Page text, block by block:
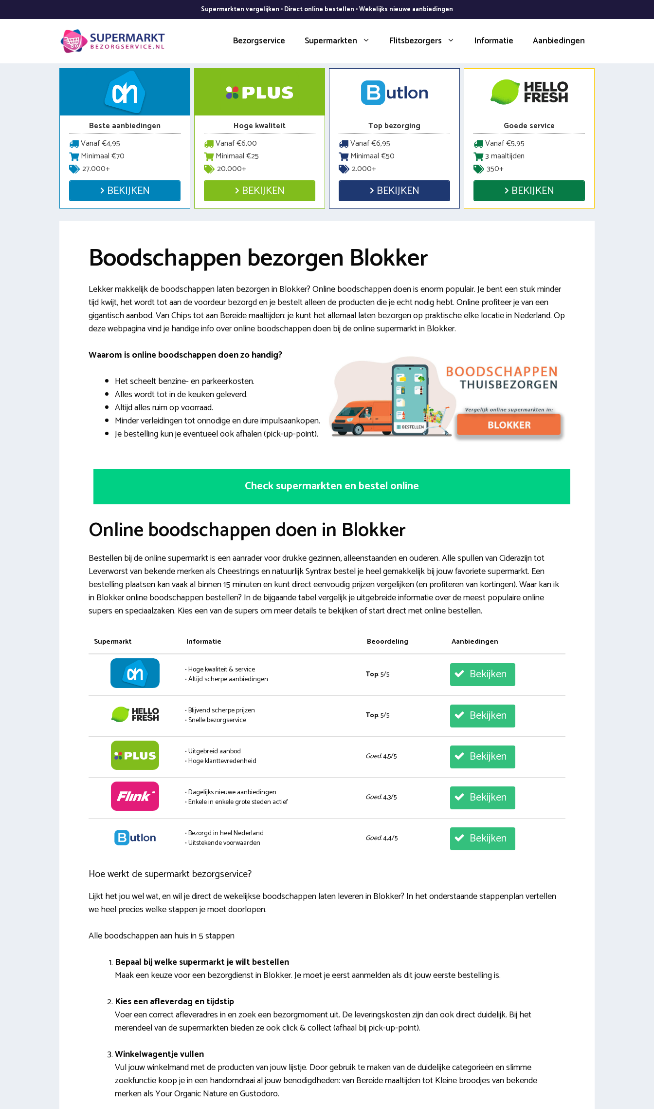
naar
Supermarkten vergelijken • Direct online bestellen • Wekelijks nieuwe aanbiedingen
Bezorgservice Supermarkten Flitsbezorgers Informatie Aanbiedingen
Beste aanbiedingen
Vanaf €4,95
Minimaal €70
27.000+
BEKIJKEN
Hoge kwaliteit
Vanaf €6,00
Minimaal €25
20.000+
BEKIJKEN
Top bezorging
Vanaf €6,95
Minimaal €50
2.000+
BEKIJKEN
Goede service
Vanaf €5,95
3 maaltijden
350+
BEKIJKEN
Boodschappen bezorgen Blokker
Lekker makkelijk de boodschappen laten bezorgen in Blokker? Online boodschappen doen is enorm populair. Je bent een stuk minder
tijd kwijt, het wordt tot aan de voordeur bezorgd en je bestelt alleen de producten die je echt nodig hebt. Online profiteer je van een
gigantisch aanbod. Van Chips tot aan Bereide maaltijden: je kunt het allemaal laten bezorgen op praktische elke locatie in Nederland. Op
deze webpagina vind je handige info over online boodschappen doen bij de online supermarkt in Blokker.
Waarom is online boodschappen doen zo handig?
Het scheelt benzine- en parkeerkosten.
Alles wordt tot in de keuken geleverd.
Altijd alles ruim op voorraad.
Minder verleidingen tot onnodige en dure impulsaankopen.
Je bestelling kun je eventueel ook afhalen (pick-up-point).
Check supermarkten en bestel online
Online boodschappen doen in Blokker
Bestellen bij de online supermarkt is een aanrader voor drukke gezinnen, alleenstaanden en ouderen. Alle spullen van Ciderazijn tot
Leverworst van bekende merken als Cheestrings en natuurlijk Syntrax bestel je heel gemakkelijk bij jouw favoriete supermarkt. Een
bestelling plaatsen kan vaak al binnen 15 minuten en kunt direct eenvoudig prijzen vergelijken (en profiteren van kortingen). Waar kan ik
in Blokker online boodschappen bestellen? In de bijgaande tabel vergelijk je uitgebreide informatie over de meest populaire online
supers en speciaalzaken. Kies een van de supers om meer details te bekijken of start direct met online bestellen.
Supermarkt Informatie Beoordeling Aanbiedingen
• Hoge kwaliteit & service
• Altijd scherpe aanbiedingen
Top: 5/5 Bekijken
• Blijvend scherpe prijzen
• Snelle bezorgservice
Top: 5/5 Bekijken
• Uitgebreid aanbod
• Hoge klanttevredenheid
Goed: 4,5/5 Bekijken
• Dagelijks nieuwe aanbiedingen
• Enkele in enkele grote steden actief
Goed: 4,3/5 Bekijken
• Bezorgd in heel Nederland
• Uitstekende voorwaarden
Goed: 4,4/5 Bekijken
Hoe werkt de supermarkt bezorgservice?
Lijkt het jou wel wat, en wil je direct de wekelijkse boodschappen laten leveren in Blokker? In het onderstaande stappenplan vertellen
we heel precies welke stappen je moet doorlopen.
Alle boodschappen aan huis in 5 stappen
Bepaal bij welke supermarkt je wilt bestellen
Maak een keuze voor een bezorgdienst in Blokker. Je moet je eerst aanmelden als dit jouw eerste bestelling is.
Kies een afleverdag en tijdstip
Voer een correct afleveradres in en zoek een bezorgmoment uit. De leveringskosten zijn dan ook direct duidelijk. Bij het
merendeel van de supermarkten bieden ze ook click & collect (afhaal bij pick-up-point).
Winkelwagentje vullen
Vul jouw winkelmand met de producten van jouw lijstje. Door gebruik te maken van de duidelijke categorieën en slimme
zoekfunctie koop je in een handomdraai al jouw benodigdheden: van Bereide maaltijden tot Kleine broodjes van bekende
merken als Your Organic Nature en Gustodoro.